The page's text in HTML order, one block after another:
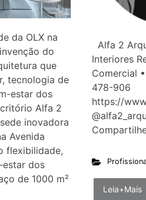
da OLX na
do
que
tecnologia de
estar dos
Alfa 2
inovadora
Avenida
flexibilidade,
dos
de 1000 m²
Alfa 2
Interiores
Comercial
478-906
https://
Leia+Mais